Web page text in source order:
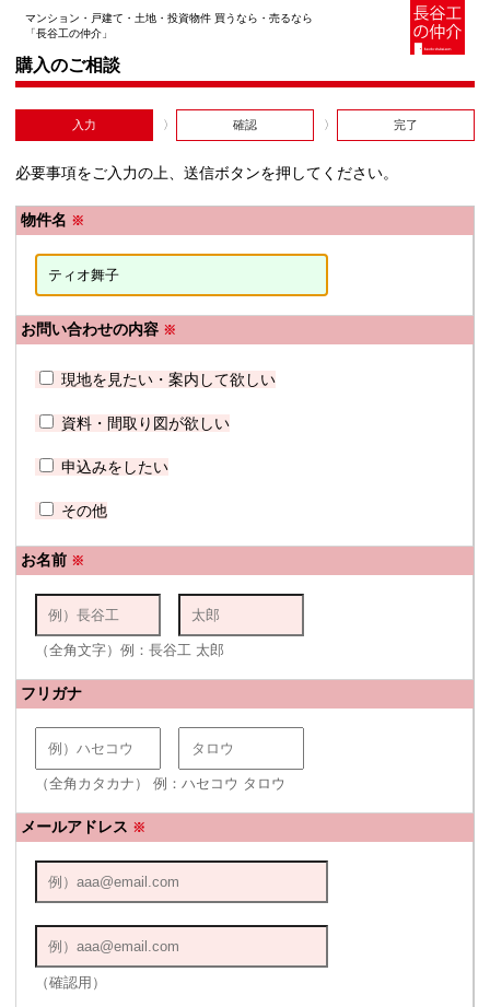
マンション・戸建て・土地・投資物件 買うなら・売るなら
「長谷工の仲介」
購入のご相談
入力 確認 完了
必要事項をご入力の上、送信ボタンを押してください。
物件名 ※
お問い合わせの内容 ※
現地を見たい・案内して欲しい
資料・間取り図が欲しい
申込みをしたい
その他
お名前 ※
（全角文字）例：長谷工 太郎
フリガナ
（全角カタカナ） 例：ハセコウ タロウ
メールアドレス ※
（確認用）